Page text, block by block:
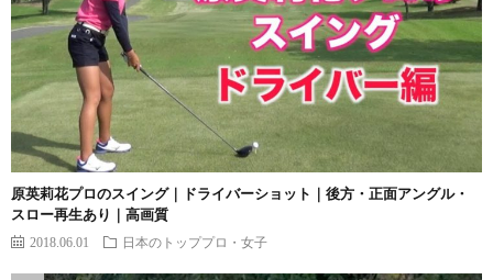
原英莉花プロのスイング｜ドライバーショット｜後方・正面アングル・
スロー再生あり｜高画質
2018.06.01 日本のトッププロ・女子